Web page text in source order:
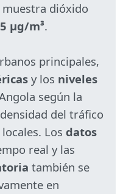
dióxido
µg/m³.
principales,
y los niveles
según la
del tráfico
Los datos
real y las
también se
en